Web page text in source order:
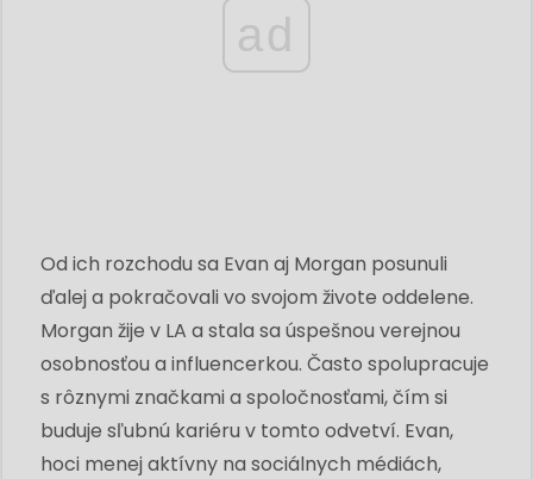
ad
Od ich rozchodu sa Evan aj Morgan posunuli
ďalej a pokračovali vo svojom živote oddelene.
Morgan žije v LA a stala sa úspešnou verejnou
osobnosťou a influencerkou. Často spolupracuje
s rôznymi značkami a spoločnosťami, čím si
buduje sľubnú kariéru v tomto odvetví. Evan,
hoci menej aktívny na sociálnych médiách,